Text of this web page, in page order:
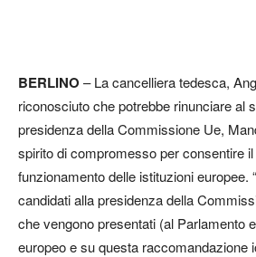
BERLINO – La cancelliera tedesca,
riconosciuto che potrebbe rinunciare al
presidenza della Commissione Ue,
spirito di compromesso per consentire
funzionamento delle istituzioni europee.
candidati alla presidenza della
che vengono presentati (al Parlamento
europeo e su questa raccomandazione